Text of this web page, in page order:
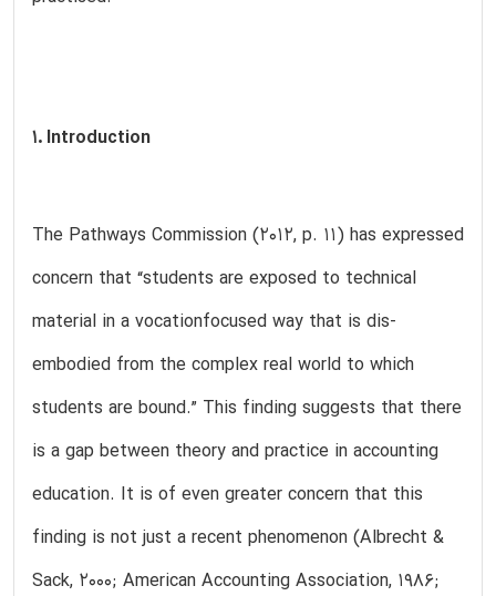
1. Introduction
The Pathways Commission (2012, p. 11) has expressed
concern that “students are exposed to technical
material in a vocationfocused way that is dis-
embodied from the complex real world to which
students are bound.” This finding suggests that there
is a gap between theory and practice in accounting
education. It is of even greater concern that this
finding is not just a recent phenomenon (Albrecht &
Sack, 2000; American Accounting Association, 1986;